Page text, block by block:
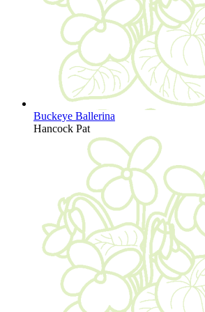
Buckeye Ballerina
Hancock Pat